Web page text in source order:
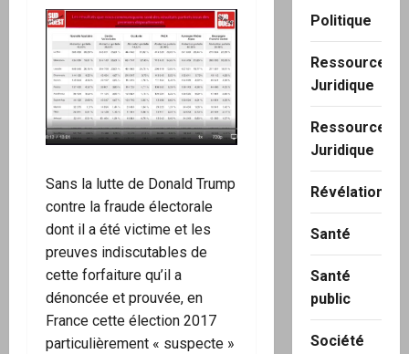
Sans la lutte de Donald Trump
contre la fraude électorale
dont il a été victime et les
preuves indiscutables de
cette forfaiture qu’il a
dénoncée et prouvée, en
France cette élection 2017
particulièrement « suspecte »
Politique
Ressource
Juridique
Ressource
Juridique
Révélation
Santé
Santé
public
Société